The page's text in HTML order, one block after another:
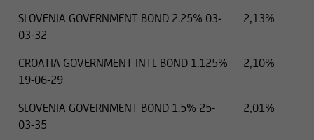
SLOVENIA GOVERNMENT BOND 2.25% 03-
03-32
2,13%
CROATIA GOVERNMENT INTL BOND 1.125%
19-06-29
2,10%
SLOVENIA GOVERNMENT BOND 1.5% 25-
03-35
2,01%